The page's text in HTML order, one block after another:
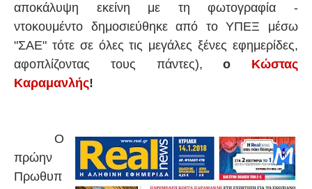
αποκάλυψη εκείνη με τη φωτογραφία -
ντοκουμέντο δημοσιεύθηκε από το ΥΠΕΞ μέσω
"ΣΑΕ" τότε σε όλες τις μεγάλες ξένες εφημερίδες,
αφοπλίζοντας τους πάντες),ο Κώστας
Καραμανλής!
Ο
πρώην
Πρωθυπ